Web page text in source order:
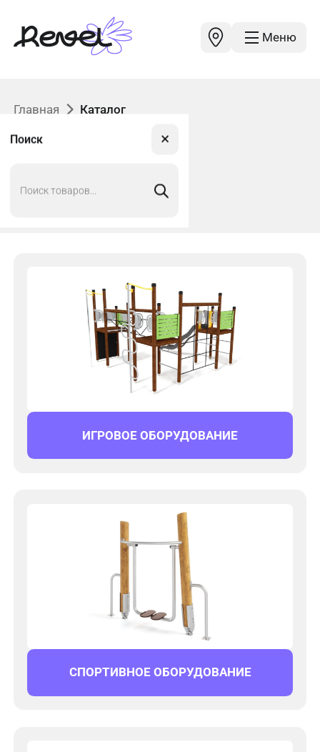
Меню
Поиск ✕
Главная Каталог
Каталог
ИГРОВОЕ ОБОРУДОВАНИЕ
СПОРТИВНОЕ ОБОРУДОВАНИЕ